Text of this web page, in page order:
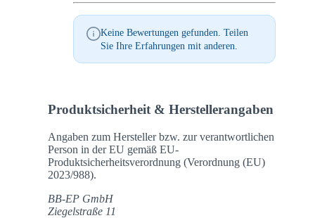
Keine Bewertungen gefunden. Teilen
Sie Ihre Erfahrungen mit anderen.
Produktsicherheit & Herstellerangaben
Angaben zum Hersteller bzw. zur verantwortlichen
Person in der EU gemäß EU-
Produktsicherheitsverordnung (Verordnung (EU)
2023/988).
BB-EP GmbH
Ziegelstraße 11